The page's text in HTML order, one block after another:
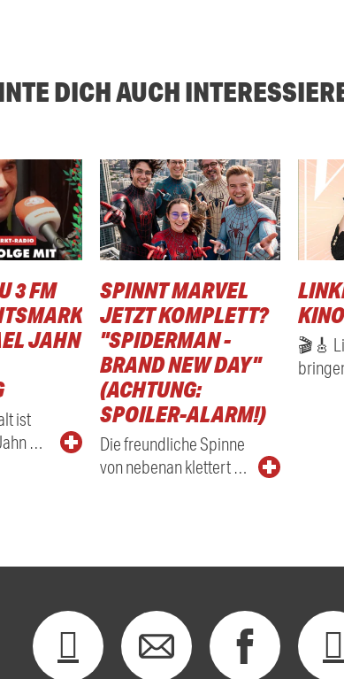
DICH AUCH
3 FM
JAHN
ist
…
SPINNT MARVEL
JETZT KOMPLETT?
"SPIDERMAN -
BRAND NEW DAY"
(ACHTUNG:
SPOILER-ALARM!)
Die freundliche Spinne
von nebenan klettert …
🎬🎸